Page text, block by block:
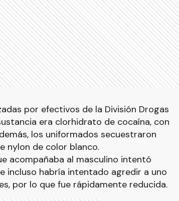
por efectivos de la División Drogas
era clorhidrato de cocaína, con
los uniformados secuestraron
nylon de color blanco.
acompañaba al masculino intentó
incluso habría intentado agredir a uno
por lo que fue rápidamente reducida.